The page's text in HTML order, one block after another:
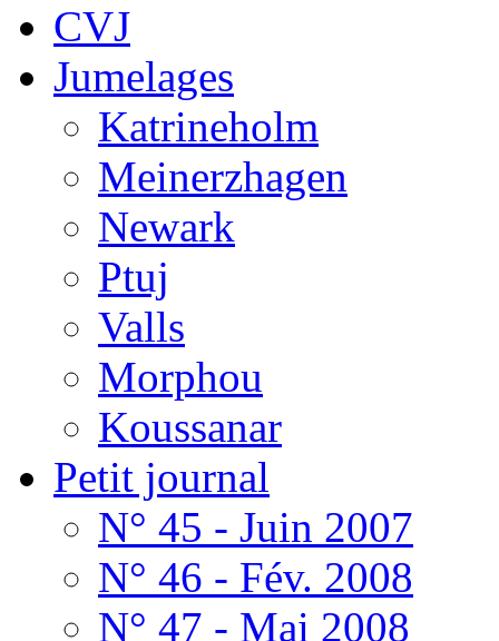
CVJ
Jumelages
Katrineholm
Meinerzhagen
Newark
Ptuj
Valls
Morphou
Koussanar
Petit journal
N° 45 - Juin 2007
N° 46 - Fév. 2008
N° 47 - Mai 2008